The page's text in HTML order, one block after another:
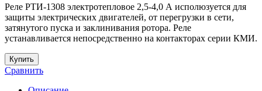
Реле РТИ-1308 электротепловое 2,5-4,0 А исполюзуется для
защиты электрических двигателей, от перегрузки в сети,
затянутого пуска и заклинивания ротора. Реле
устанавливается непосредственно на контакторах серии КМИ.
Купить
Сравнить